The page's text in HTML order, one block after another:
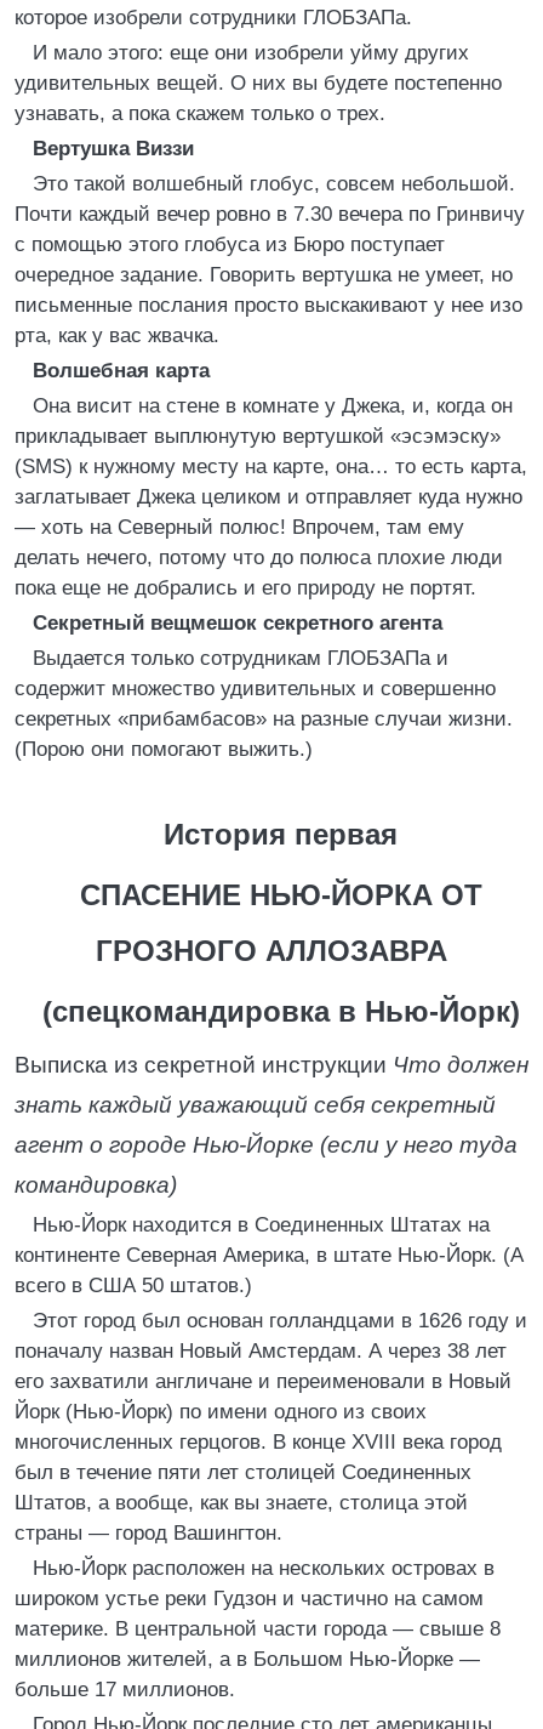
которое изобрели сотрудники ГЛОБЗАПа.
И мало этого: еще они изобрели уйму других
удивительных вещей. О них вы будете постепенно
узнавать, а пока скажем только о трех.
Вертушка Виззи
Это такой волшебный глобус, совсем небольшой.
Почти каждый вечер ровно в 7.30 вечера по Гринвичу
с помощью этого глобуса из Бюро поступает
очередное задание. Говорить вертушка не умеет, но
письменные послания просто выскакивают у нее изо
рта, как у вас жвачка.
Волшебная карта
Она висит на стене в комнате у Джека, и, когда он
прикладывает выплюнутую вертушкой «эсэмэску»
(SMS) к нужному месту на карте, она… то есть карта,
заглатывает Джека целиком и отправляет куда нужно
— хоть на Северный полюс! Впрочем, там ему
делать нечего, потому что до полюса плохие люди
пока еще не добрались и его природу не портят.
Секретный вещмешок секретного агента
Выдается только сотрудникам ГЛОБЗАПа и
содержит множество удивительных и совершенно
секретных «прибамбасов» на разные случаи жизни.
(Порою они помогают выжить.)
История первая
СПАСЕНИЕ НЬЮ-ЙОРКА ОТ
ГРОЗНОГО АЛЛОЗАВРА
(спецкомандировка в Нью-Йорк)
Выписка из секретной инструкции Что должен
знать каждый уважающий себя секретный
агент о городе Нью-Йорке (если у него туда
командировка)
Нью-Йорк находится в Соединенных Штатах на
континенте Северная Америка, в штате Нью-Йорк. (А
всего в США 50 штатов.)
Этот город был основан голландцами в 1626 году и
поначалу назван Новый Амстердам. А через 38 лет
его захватили англичане и переименовали в Новый
Йорк (Нью-Йорк) по имени одного из своих
многочисленных герцогов. В конце XVIII века город
был в течение пяти лет столицей Соединенных
Штатов, а вообще, как вы знаете, столица этой
страны — город Вашингтон.
Нью-Йорк расположен на нескольких островах в
широком устье реки Гудзон и частично на самом
материке. В центральной части города — свыше 8
миллионов жителей, а в Большом Нью-Йорке —
больше 17 миллионов.